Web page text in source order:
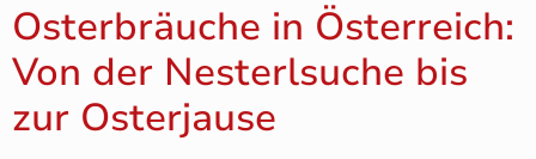
Osterbräuche in Österreich:
Von der Nesterlsuche bis
zur Osterjause